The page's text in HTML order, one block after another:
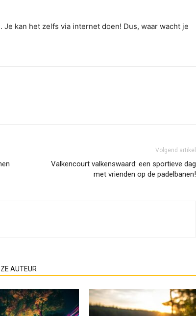
Je kan het zelfs via internet doen! Dus, waar wacht je
Volgend artikel
Valkencourt valkenswaard: een sportieve dag
met vrienden op de padelbanen!
AUTEUR